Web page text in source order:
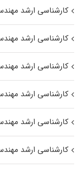
کارشناسی ارشد
کارشناسی ارشد
کارشناسی ارشد
کارشناسی ارشد
کارشناسی ارشد
کارشناسی ارشد